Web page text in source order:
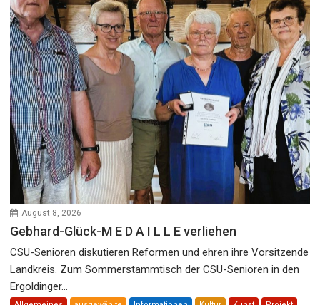
August 8, 2026
Gebhard-Glück-M E D A I L L E verliehen
CSU-Senioren diskutieren Reformen und ehren ihre Vorsitzende
Landkreis. Zum Sommerstammtisch der CSU-Senioren in den
Ergoldinger...